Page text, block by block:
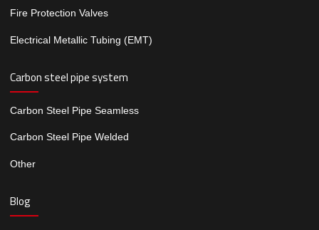
Fire Protection Valves
Electrical Metallic Tubing (EMT)
Carbon steel pipe system
Carbon Steel Pipe Seamless
Carbon Steel Pipe Welded
Other
Blog